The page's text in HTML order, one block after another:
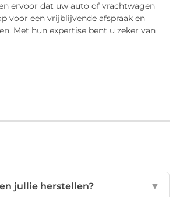
ervoor dat uw auto of vrachtwagen
voor een vrijblijvende afspraak en
Met hun expertise bent u zeker van
jullie herstellen? ▼